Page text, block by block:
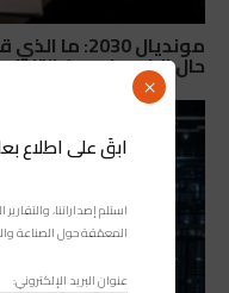
مونديال
حال الانسحاب من
ابقَ على اطلاع
استلم إصداراتنا،
المعمّقة حول الصناعة
عنوان البريد الإلكتروني:
×